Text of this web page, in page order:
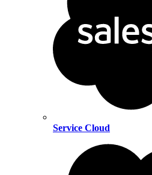
Service Cloud